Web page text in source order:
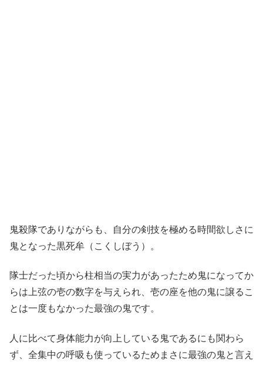
鬼殺隊でありながらも、自分の剣技を極める時間欲しさに
鬼となった黒死牟（こくしぼう）。
隊士だった頃から柱相当の実力があったため鬼になってか
らは上弦の壱の数字を与えられ、壱の座を他の鬼に譲るこ
とは一度もなかった最強の鬼です。
人に比べて身体能力が向上している鬼であるにも関わら
ず、全集中の呼吸も使っているためまさに最強の鬼と言え